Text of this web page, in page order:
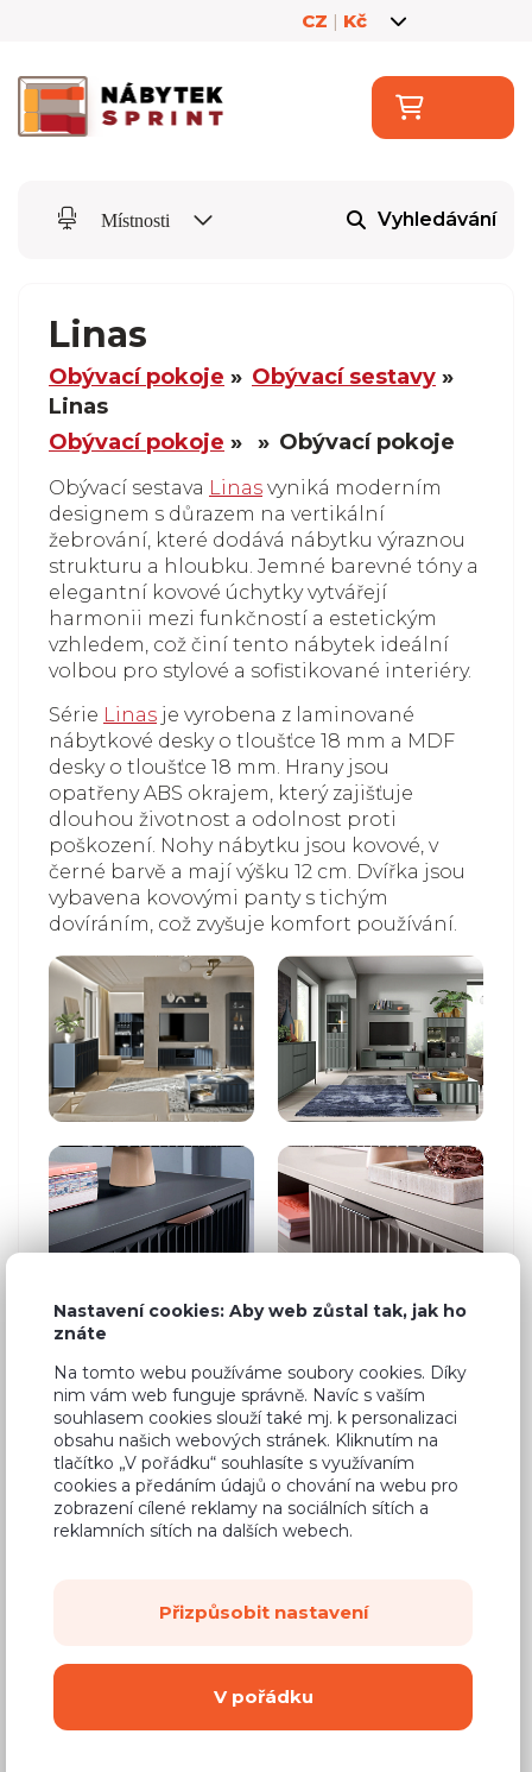
CZ | Kč
Místnosti Vyhledávání
Linas
Obývací pokoje
Obývací sestavy
Linas
Obývací pokoje
Obývací pokoje
Obývací sestava Linas vyniká moderním
designem s důrazem na vertikální
žebrování, které dodává nábytku výraznou
strukturu a hloubku. Jemné barevné tóny a
elegantní kovové úchytky vytvářejí
harmonii mezi funkčností a estetickým
vzhledem, což činí tento nábytek ideální
volbou pro stylové a sofistikované interiéry.
Série Linas je vyrobena z laminované
nábytkové desky o tloušťce 18 mm a MDF
desky o tloušťce 18 mm. Hrany jsou
opatřeny ABS okrajem, který zajišťuje
dlouhou životnost a odolnost proti
poškození. Nohy nábytku jsou kovové, v
černé barvě a mají výšku 12 cm. Dvířka jsou
vybavena kovovými panty s tichým
dovíráním, což zvyšuje komfort používání.
Zobrazit filtry
Nastavení cookies: Aby web zůstal tak, jak ho
znáte
Na tomto webu používáme soubory cookies. Díky
nim vám web funguje správně. Navíc s vaším
souhlasem cookies slouží také mj. k personalizaci
obsahu našich webových stránek. Kliknutím na
tlačítko „V pořádku“ souhlasíte s využívaním
cookies a předáním údajů o chování na webu pro
zobrazení cílené reklamy na sociálních sítích a
reklamních sítích na dalších webech.
Přizpůsobit nastavení
V pořádku